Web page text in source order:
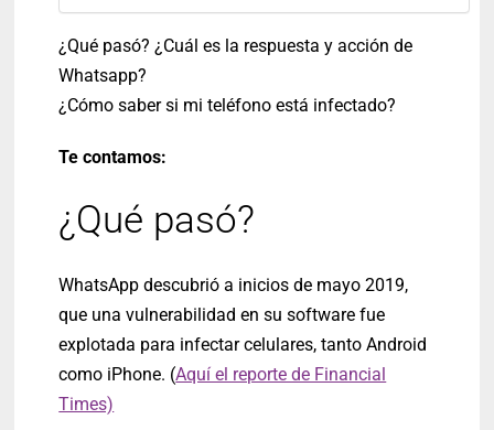
¿Qué pasó? ¿Cuál es la respuesta y acción de
Whatsapp?
¿Cómo saber si mi teléfono está infectado?
Te contamos:
¿Qué pasó?
WhatsApp descubrió a inicios de mayo 2019,
que una vulnerabilidad en su software fue
explotada para infectar celulares, tanto Android
como iPhone. (Aquí el reporte de Financial
Times)